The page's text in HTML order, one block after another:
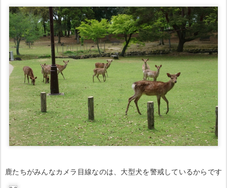
鹿たちがみんなカメラ目線なのは、大型犬を警戒しているからです